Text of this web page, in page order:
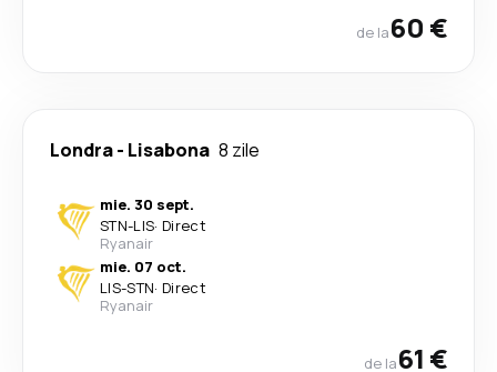
de la60 €
Londra- Lisabona 8 zile
mie. 30 sept.
STN-LIS· Direct
Ryanair
mie. 07 oct.
LIS-STN· Direct
Ryanair
de la61 €